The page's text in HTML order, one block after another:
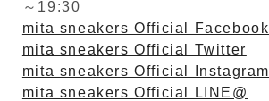
～19:30
mita sneakers Official Facebook
mita sneakers Official Twitter
mita sneakers Official Instagram
mita sneakers Official LINE@